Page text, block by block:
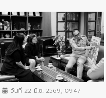
ข่าวสารจังหวัด
วันที่ 22 มิ.ย. 2569, 09:47